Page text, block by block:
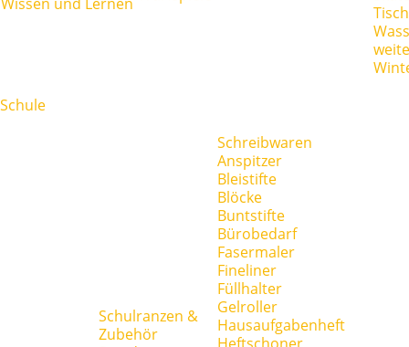
Schule
Schulranzen &
Zubehör
Schreibwaren
Anspitzer
Bleistifte
Blöcke
Buntstifte
Bürobedarf
Fasermaler
Fineliner
Füllhalter
Gelroller
Hausaufgabenheft